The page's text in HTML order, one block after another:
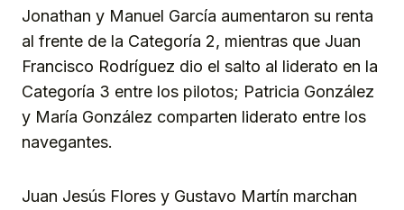
Jonathan y Manuel García aumentaron su renta
al frente de la Categoría 2, mientras que Juan
Francisco Rodríguez dio el salto al liderato en la
Categoría 3 entre los pilotos; Patricia González
y María González comparten liderato entre los
navegantes.
Juan Jesús Flores y Gustavo Martín marchan